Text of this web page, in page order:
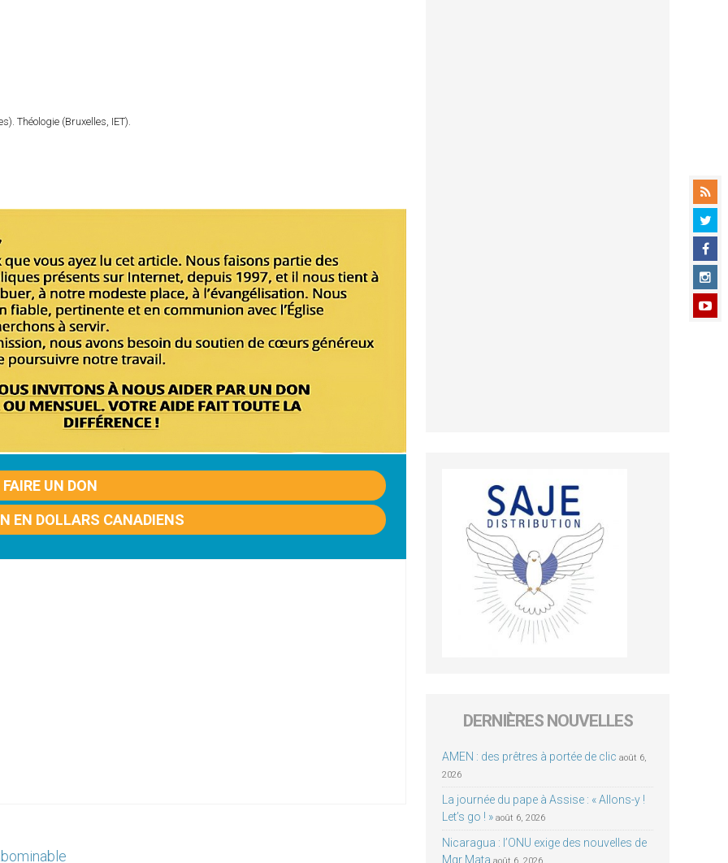
Théologie (Bruxelles, IET).
FAIRE UN DON
EN DOLLARS CANADIENS
DERNIÈRES NOUVELLES
AMEN : des prêtres à portée de clic août 6,
2026
La journée du pape à Assise : « Allons-y !
Let’s go ! » août 6, 2026
Nicaragua : l’ONU exige des nouvelles de
Mgr Mata